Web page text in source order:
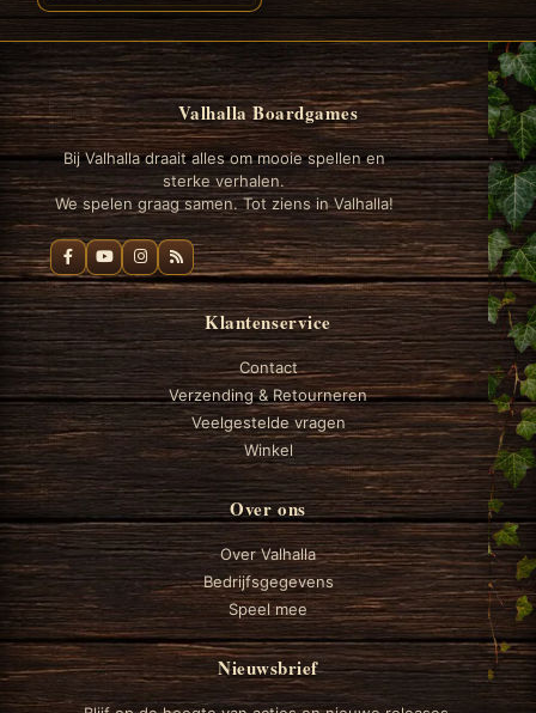
Valhalla Boardgames
Bij Valhalla draait alles om mooie spellen en
sterke verhalen.
We spelen graag samen. Tot ziens in Valhalla!
Klantenservice
Contact
Verzending & Retourneren
Veelgestelde vragen
Winkel
Over ons
Over Valhalla
Bedrijfsgegevens
Speel mee
Nieuwsbrief